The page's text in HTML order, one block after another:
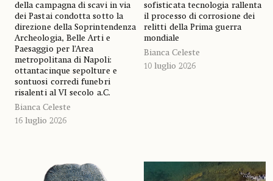
della campagna di scavi in via
dei Pastai condotta sotto la
direzione della Soprintendenza
Archeologia, Belle Arti e
Paesaggio per l’Area
metropolitana di Napoli:
ottantacinque sepolture e
sontuosi corredi funebri
risalenti al VI secolo a.C.
Bianca Celeste
16 luglio 2026
sofisticata tecnologia rallenta
il processo di corrosione dei
relitti della Prima guerra
mondiale
Bianca Celeste
10 luglio 2026